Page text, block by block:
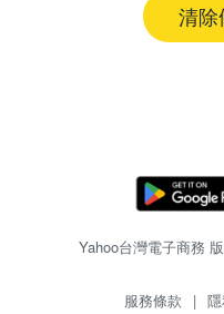
清
Yahoo台灣電子商務
服務條款 |